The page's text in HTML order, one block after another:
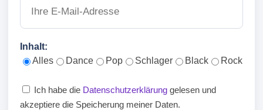
Inhalt:
Alles
Dance Pop Schlager Black Rock
Ich habe die Datenschutzerklärung gelesen und
akzeptiere die Speicherung meiner Daten.